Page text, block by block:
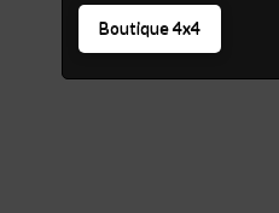
Boutique 4x4